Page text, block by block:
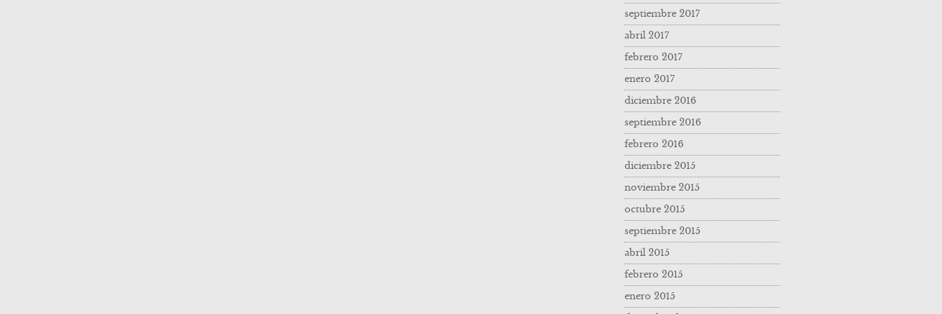
septiembre 2017
abril 2017
febrero 2017
enero 2017
diciembre 2016
septiembre 2016
febrero 2016
diciembre 2015
noviembre 2015
octubre 2015
septiembre 2015
abril 2015
febrero 2015
enero 2015